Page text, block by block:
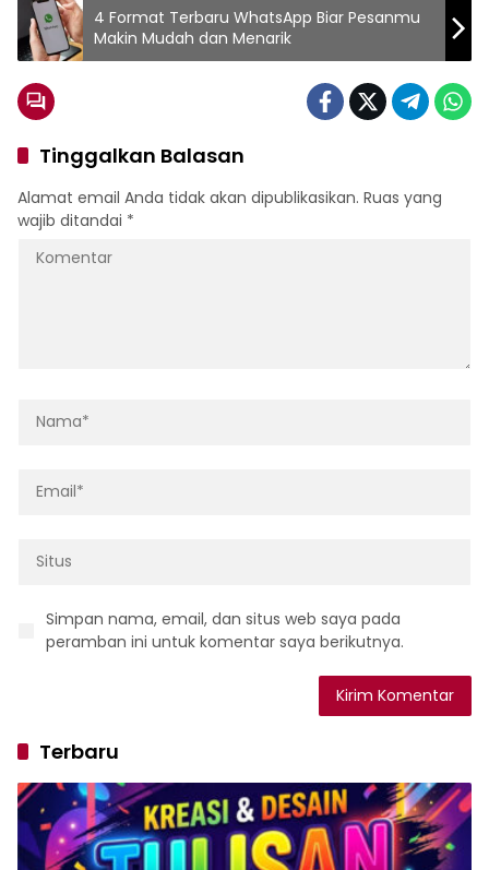
4 Format Terbaru WhatsApp Biar Pesanmu
Makin Mudah dan Menarik
Tinggalkan Balasan
Alamat email Anda tidak akan dipublikasikan. Ruas yang
wajib ditandai *
Simpan nama, email, dan situs web saya pada
peramban ini untuk komentar saya berikutnya.
Terbaru